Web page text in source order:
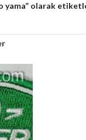
yama” olarak